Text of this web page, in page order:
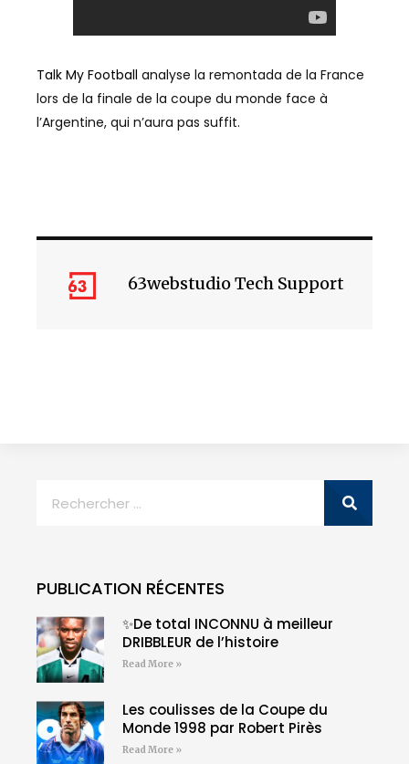
Talk My Football analyse la remontada de la France
lors de la finale de la coupe du monde face à
l’Argentine, qui n’aura pas suffit.
63webstudio Tech Support
PUBLICATION RÉCENTES
✨De total INCONNU à meilleur
DRIBBLEUR de l’histoire
Read More »
Les coulisses de la Coupe du
Monde 1998 par Robert Pirès
Read More »